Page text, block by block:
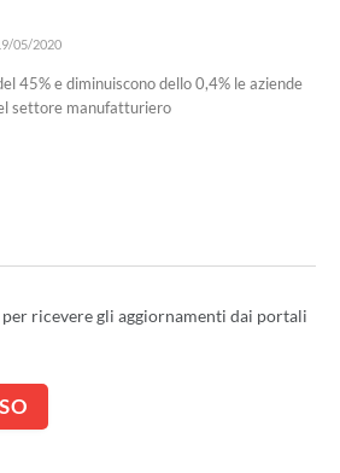
05/2020
45% e diminuiscono dello 0,4% le aziende
settore manufatturiero
ricevere gli aggiornamenti dai portali